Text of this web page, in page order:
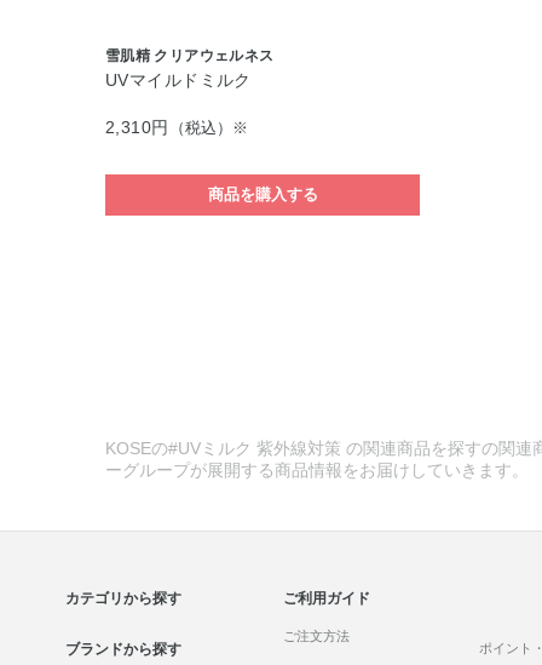
雪肌精 クリアウェルネス
UVマイルドミルク
2,310円 （税込）※
商品を購入する
KOSEの#UVミルク 紫外線対策 の関連商品を探すの関
ーグループが展開する商品情報をお届けしていきます。
カテゴリから探す
ブランドから探す
ご利用ガイド
ご注文方法
ポイント